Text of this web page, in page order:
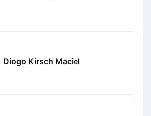
Diogo Kirsch Maciel